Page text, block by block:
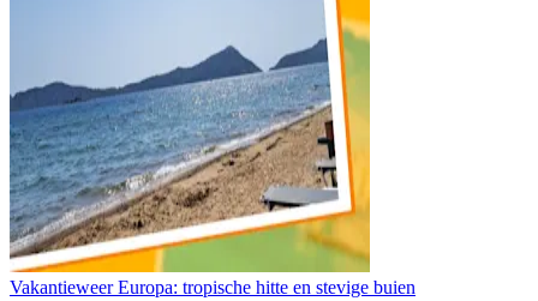
Vakantieweer Europa: tropische hitte en stevige buien